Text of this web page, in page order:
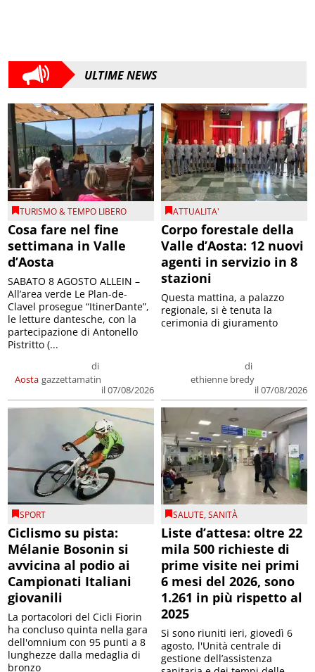
ULTIME NEWS
TURISMO & TEMPO LIBERO
Cosa fare nel fine
settimana in Valle
d’Aosta
Aosta
di
gazzettamatin
il 07/08/2026
SABATO 8 AGOSTO ALLEIN –
All’area verde Le Plan-de-
Clavel prosegue “ItinerDante”,
le letture dantesche, con la
partecipazione di Antonello
Pistritto (...
ATTUALITA'
Corpo forestale della
Valle d’Aosta: 12 nuovi
agenti in servizio in 8
stazioni
di
ethienne bredy
il 07/08/2026
Questa mattina, a palazzo
regionale, si è tenuta la
cerimonia di giuramento
SPORT
Ciclismo su pista:
Mélanie Bosonin si
avvicina al podio ai
Campionati Italiani
giovanili
La portacolori del Cicli Fiorin
ha concluso quinta nella gara
dell'omnium con 95 punti a 8
lunghezze dalla medaglia di
bronzo
SALUTE,SANITÀ
Liste d’attesa: oltre 22
mila 500 richieste di
prime visite nei primi
6 mesi del 2026, sono
1.261 in più rispetto al
2025
Si sono riuniti ieri, giovedì 6
agosto, l'Unità centrale di
gestione dell’assistenza